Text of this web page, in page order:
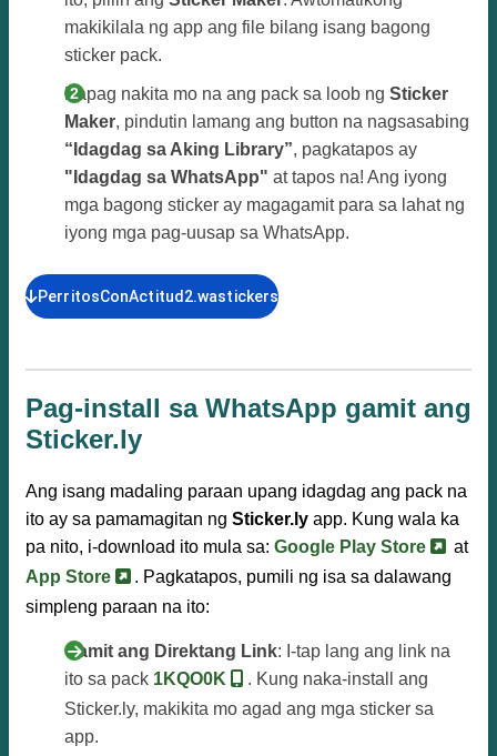
makikilala ng app ang file bilang isang bagong
sticker pack.
Kapag nakita mo na ang pack sa loob ng Sticker
Maker, pindutin lamang ang button na nagsasabing
“Idagdag sa Aking Library”, pagkatapos ay
"Idagdag sa WhatsApp" at tapos na! Ang iyong
mga bagong sticker ay magagamit para sa lahat ng
iyong mga pag-uusap sa WhatsApp.
PerritosConActitud2.wastickers
Pag-install sa WhatsApp gamit ang
Sticker.ly
Ang isang madaling paraan upang idagdag ang pack na
ito ay sa pamamagitan ng Sticker.ly app. Kung wala ka
pa nito, i-download ito mula sa: Google Play Store
at
App Store
. Pagkatapos, pumili ng isa sa dalawang
simpleng paraan na ito:
Gamit ang Direktang Link: I-tap lang ang link na
ito sa pack 1KQO0K
. Kung naka-install ang
Sticker.ly, makikita mo agad ang mga sticker sa
app.